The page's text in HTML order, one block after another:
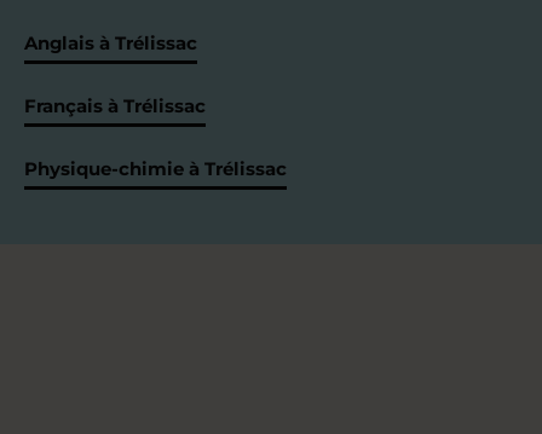
Anglais à Trélissac
Français à Trélissac
Physique-chimie à Trélissac